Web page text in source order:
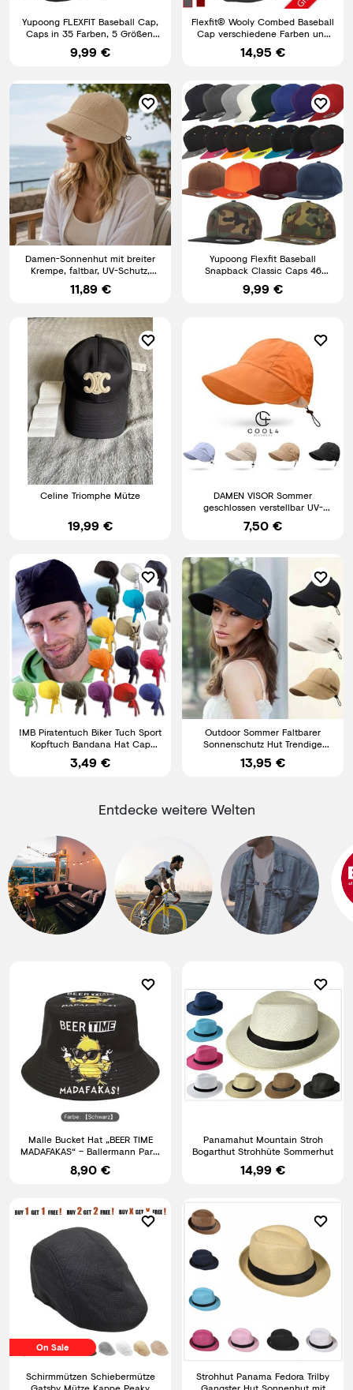
Yupoong FLEXFIT Baseball Cap,
Caps in 35 Farben, 5 Größen,
Mütze, Kappe, Basecap
9,99 €
Flexfit® Wooly Combed Baseball
Cap verschiedene Farben und
Größen
14,95 €
Damen-Sonnenhut mit breiter
Krempe, faltbar, UV-Schutz,
ideal für Strand Sommer
11,89 €
Yupoong Flexfit Baseball
Snapback Classic Caps 46
Farben
9,99 €
Celine Triomphe Mütze
19,99 €
DAMEN VISOR Sommer
geschlossen verstellbar UV-
Schutz Cool4 Schirm Sonnenhut
E73
7,50 €
!MB Piratentuch Biker Tuch Sport
Kopftuch Bandana Hat Cap
Kochmütze 041
3,49 €
Outdoor Sommer Faltbarer
Sonnenschutz Hut Trendige
Strand Sommerhut für Frauen
13,95 €
Entdecke weitere Welten
Malle Bucket Hat „BEER TIME
MADAFAKAS“ – Ballermann Party
Fischerhut Ente PawPaw
8,90 €
Panamahut Mountain Stroh
Bogarthut Strohhüte Sommerhut
14,99 €
On Sale
Schirmmützen Schiebermütze
Strohhut Panama Fedora Trilby